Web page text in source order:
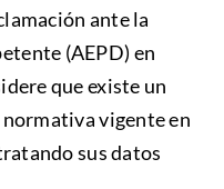
ante la
(AEPD) en
que existe un
vigente en
sus datos